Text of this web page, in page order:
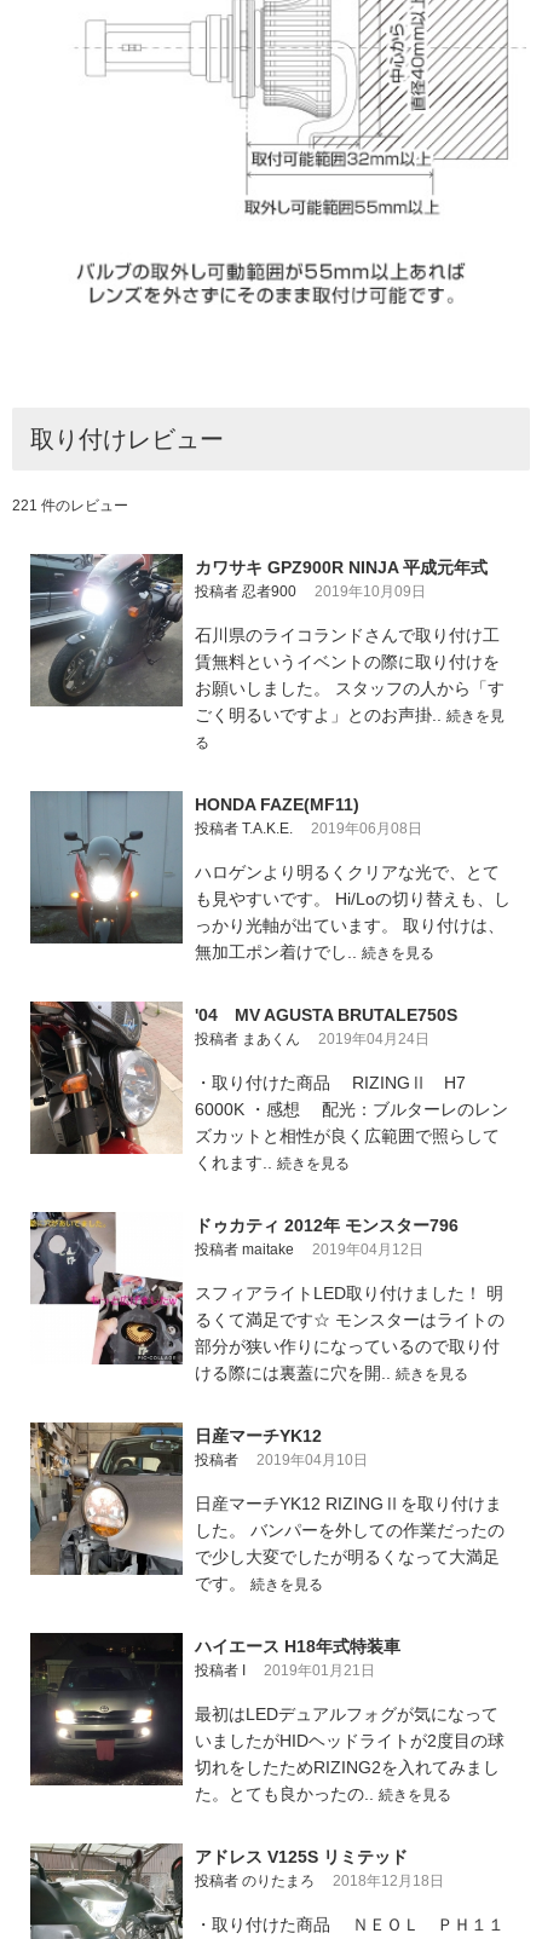
取り付けレビュー
221 件のレビュー
カワサキ GPZ900R NINJA 平成元年式
投稿者 忍者900 2019年10月09日
石川県のライコランドさんで取り付け工
賃無料というイベントの際に取り付けを
お願いしました。 スタッフの人から「す
ごく明るいですよ」とのお声掛.. 続きを見
る
HONDA FAZE(MF11)
投稿者 T.A.K.E. 2019年06月08日
ハロゲンより明るくクリアな光で、とて
も見やすいです。 Hi/Loの切り替えも、し
っかり光軸が出ています。 取り付けは、
無加工ポン着けでし.. 続きを見る
'04 MV AGUSTA BRUTALE750S
投稿者 まあくん 2019年04月24日
・取り付けた商品 RIZINGⅡ H7
6000K ・感想 配光：ブルターレのレン
ズカットと相性が良く広範囲で照らして
くれます.. 続きを見る
ドゥカティ 2012年 モンスター796
投稿者 maitake 2019年04月12日
スフィアライトLED取り付けました！ 明
るくて満足です☆ モンスターはライトの
部分が狭い作りになっているので取り付
ける際には裏蓋に穴を開.. 続きを見る
日産マーチYK12
投稿者 2019年04月10日
日産マーチYK12 RIZINGⅡを取り付けま
した。 バンパーを外しての作業だったの
で少し大変でしたが明るくなって大満足
です。 続きを見る
ハイエース H18年式特装車
投稿者 I 2019年01月21日
最初はLEDデュアルフォグが気になって
いましたがHIDヘッドライトが2度目の球
切れをしたためRIZING2を入れてみまし
た。とても良かったの.. 続きを見る
アドレス V125S リミテッド
投稿者 のりたまろ 2018年12月18日
・取り付けた商品 ＮＥＯＬ ＰＨ１１